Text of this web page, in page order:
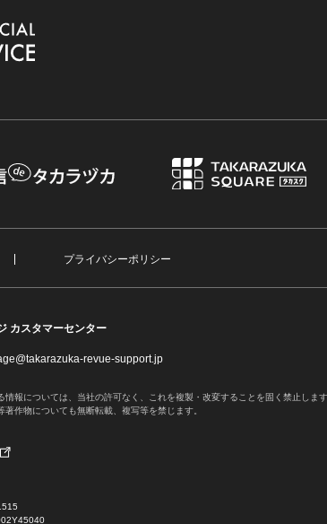
プライバシーポリシー
カスタマーセンター
revue-support.jp
報については、当社の許可なく、これを複製・改変することを固く禁止します
作物についても無断転載、複写等を禁じます。